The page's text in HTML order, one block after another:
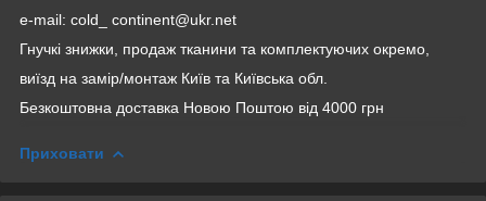
e-mail: cold_ continent@ukr.net
Гнучкі знижки, продаж тканини та комплектуючих окремо,
виїзд на замір/монтаж Київ та Київська обл.
Безкоштовна доставка Новою Поштою від 4000 грн
Приховати